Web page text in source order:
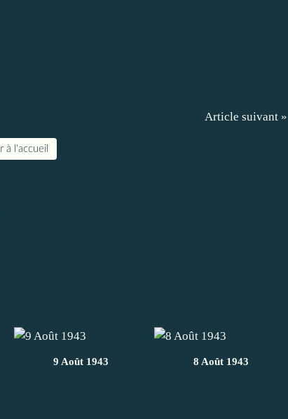
Article suivant »
à l'accueil
9 Août 1943 8 Août 1943